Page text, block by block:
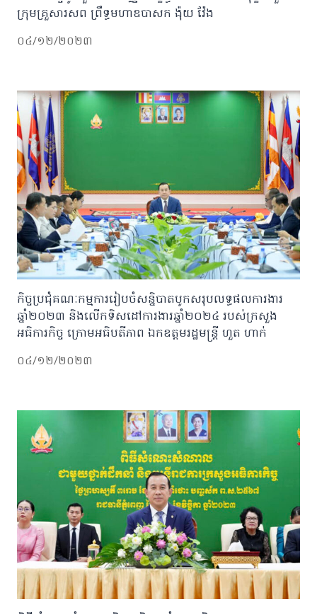
ក្រុមគ្រួសារសព ព្រឹទ្ធមហាឧបាសក ង៉ុយ វ៉ែង
០៤/១២/២០២៣
កិច្ចប្រជុំគណៈកម្មការរៀបចំសន្និបាតបូកសរុបលទ្ធផលការងារ
ឆ្នាំ២០២៣ និងលើកទិសដៅការងារឆ្នាំ២០២៤ របស់ក្រសួង
អធិការកិច្ច ក្រោមអធិបតីភាព ឯកឧត្តមរដ្ឋមន្រ្តី ហួត ហាក់
០៤/១២/២០២៣